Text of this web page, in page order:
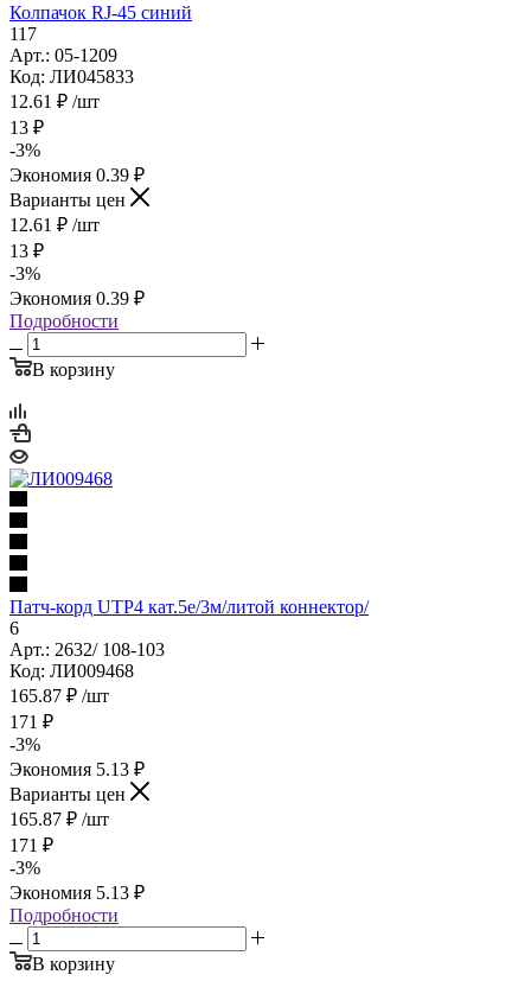
Колпачок RJ-45 синий
117
Арт.: 05-1209
Код: ЛИ045833
12.61 ₽ /шт
13 ₽
-3%
Экономия 0.39 ₽
Варианты цен
12.61 ₽ /шт
13 ₽
-3%
Экономия 0.39 ₽
Подробности
В корзину
Патч-корд UTP4 кат.5е/3м/литой коннектор/
6
Арт.: 2632/ 108-103
Код: ЛИ009468
165.87 ₽ /шт
171 ₽
-3%
Экономия 5.13 ₽
Варианты цен
165.87 ₽ /шт
171 ₽
-3%
Экономия 5.13 ₽
Подробности
В корзину